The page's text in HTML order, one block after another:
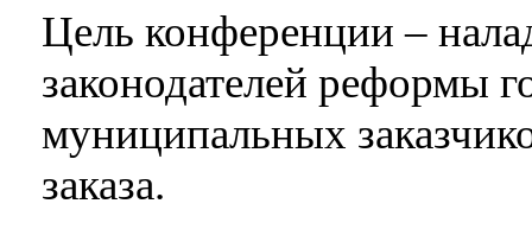
Цель конференции –
законодателей реформы
муниципальных
заказа.